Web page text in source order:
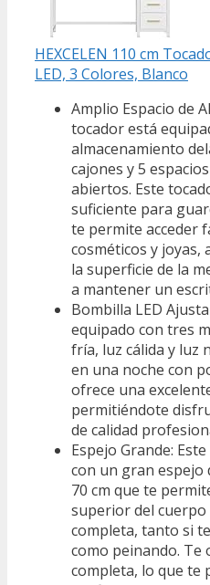
HEXCELEN 110 cm
LED, 3 Colores, Blanco
Amplio Espacio de
tocador está
almacenamiento
cajones y 5
abiertos. Este
suficiente para
te permite acceder
cosméticos y joyas,
la superficie de la
a mantener un
Bombilla LED
equipado con tres
fría, luz cálida y luz
en una noche con
ofrece una
permitiéndote
de calidad
Espejo Grande:
con un gran espejo
70 cm que te
superior del cuerpo
completa, tanto si
como peinando. Te
completa, lo que te